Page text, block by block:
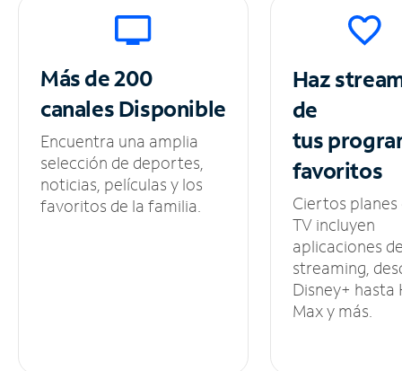
Más de 200
canalesDisponible
Encuentra una amplia
selección de deportes,
noticias, películas y los
favoritos de la familia.
Haz
de
tus
favoritos
Ciertos planes
TV incluyen
aplicaciones
streaming,
Disney+ hasta
Max y más.